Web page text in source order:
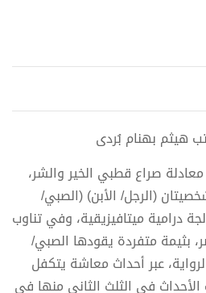
صراع قطبي الخير والشر،
(الرجل/ الأبن) (الصبي/
درامية ميتافيزيقية، وفي تناوب
بثيمة متفردة يقودها الصبي/
عبر أحداث معاشة يتكفل
في الثلث الثاني منها في